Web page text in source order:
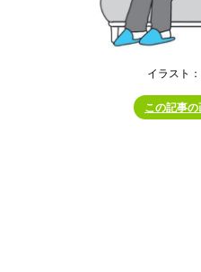
イラスト
この記事の